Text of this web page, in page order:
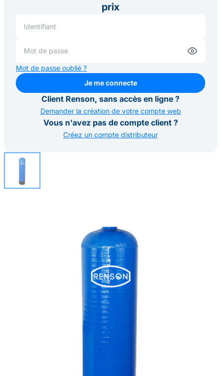
prix
Mot de passe oublié ?
Je me connecte
Je me connecte
Client Renson, sans accès en ligne ?
Demander la création de votre compte web
Vous n'avez pas de compte client ?
Créez un compte distributeur